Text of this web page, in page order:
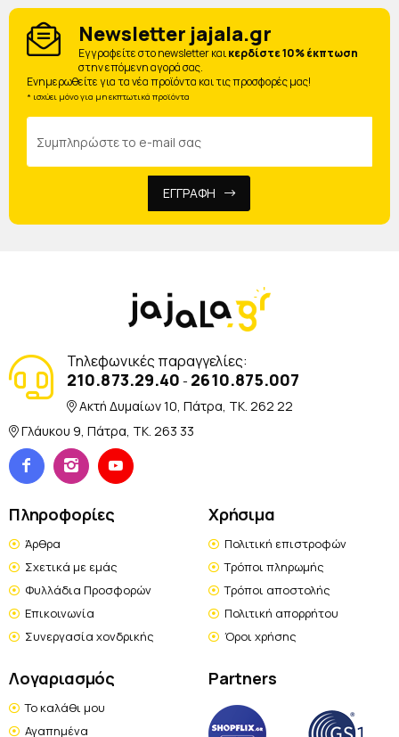
Newsletter jajala.gr
Eγγραφείτε στο newsletter καικερδίστε 10% έκπτωση
στην επόμενη αγορά σας.
Ενημερωθείτε για τα νέα προϊόντα και τις προσφορές μας!
* ισχύει μόνο για μη εκπτωτικά προϊόντα
ΕΓΓΡΑΦΗ
Τηλεφωνικές παραγγελίες:
210.873.29.40 - 2610.875.007
Ακτή Δυμαίων 10, Πάτρα, TK. 262 22
Γλάυκου 9, Πάτρα, TK. 263 33
Πληροφορίες
Άρθρα
Σχετικά με εμάς
Φυλλάδια Προσφορών
Επικοινωνία
Συνεργασία χονδρικής
Χρήσιμα
Πολιτική επιστροφών
Τρόποι πληρωμής
Τρόποι αποστολής
Πολιτική απορρήτου
Όροι χρήσης
Λογαριασμός
Το καλάθι μου
Αγαπημένα
Partners